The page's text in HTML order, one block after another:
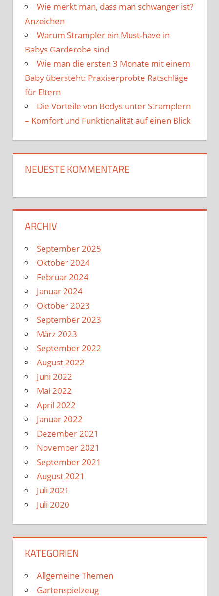
Wie merkt man, dass man schwanger ist?
Anzeichen
Warum Strampler ein Must-have in
Babys Garderobe sind
Wie man die ersten 3 Monate mit einem
Baby übersteht: Praxiserprobte Ratschläge
für Eltern
Die Vorteile von Bodys unter Stramplern
– Komfort und Funktionalität auf einen Blick
NEUESTE KOMMENTARE
ARCHIV
September 2025
Oktober 2024
Februar 2024
Januar 2024
Oktober 2023
September 2023
März 2023
September 2022
August 2022
Juni 2022
Mai 2022
April 2022
Januar 2022
Dezember 2021
November 2021
September 2021
August 2021
Juli 2021
Juli 2020
KATEGORIEN
Allgemeine Themen
Gartenspielzeug